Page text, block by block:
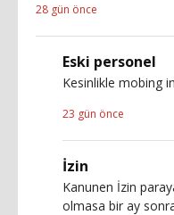
28 gün önce
Eski personel
Kesinlikle mobing
23 gün önce
İzin
Kanunen İzin
olmasa bir ay sonra